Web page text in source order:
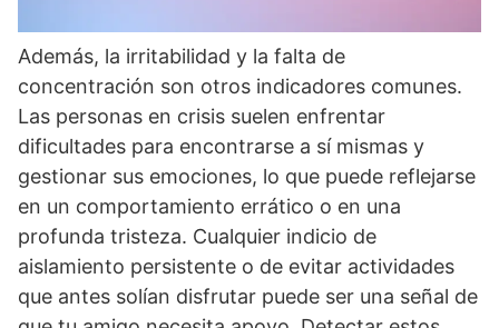
Además, la irritabilidad y la falta de
concentración son otros indicadores comunes.
Las personas en crisis suelen enfrentar
dificultades para encontrarse a sí­ mismas y
gestionar sus emociones, lo que puede reflejarse
en un comportamiento errático o en una
profunda tristeza. Cualquier indicio de
aislamiento persistente o de evitar actividades
que antes solí­an disfrutar puede ser una señal de